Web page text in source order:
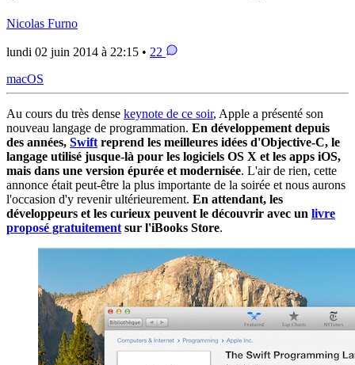
Nicolas Furno
lundi 02 juin 2014 à 22:15 • 22
macOS
Au cours du très dense keynote de ce soir, Apple a présenté son
nouveau langage de programmation. En développement depuis
des années, Swift reprend les meilleures idées d'Objective-C, le
langage utilisé jusque-là pour les logiciels OS X et les apps iOS,
mais dans une version épurée et modernisée. L'air de rien, cette
annonce était peut-être la plus importante de la soirée et nous aurons
l'occasion d'y revenir ultérieurement. En attendant, les
développeurs et les curieux peuvent le découvrir avec un livre
proposé gratuitement sur l'iBooks Store.